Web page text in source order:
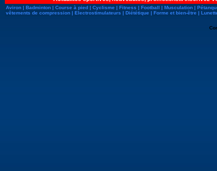
Aviron | Badminton | Course à pied | Cyclisme | Fitness | Football | Musculation |
vêtements de compression | Electrostimulateurs | Diététique | Forme et bien-être |